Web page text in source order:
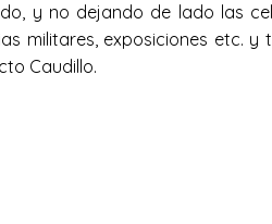
y no dejando de lado las
militares, exposiciones
Caudillo.